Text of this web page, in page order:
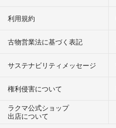
利用規約
古物営業法に基づく表記
サステナビリティメッセージ
権利侵害について
ラクマ公式ショップ
出店について